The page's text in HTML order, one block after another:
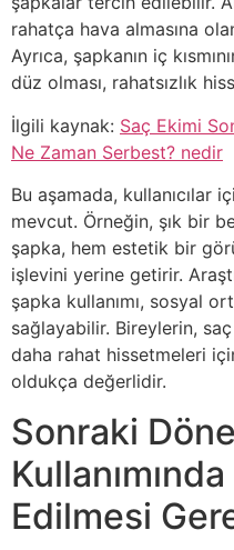
rahatça hava almasına
Ayrıca, şapkanın iç
düz olması, rahatsızlık
İlgili kaynak: Saç Ekimi
Ne Zaman Serbest? nedir
Bu aşamada, kullanıcılar
mevcut. Örneğin, şık bir
şapka, hem estetik bir
işlevini yerine getirir.
şapka kullanımı, sosyal
sağlayabilir. Bireylerin,
daha rahat hissetmeleri
oldukça değerlidir.
Sonraki
Edilmesi